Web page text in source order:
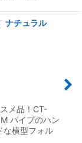
ナチュラル
メ品！CT-
パイプのハン
な横型フォル